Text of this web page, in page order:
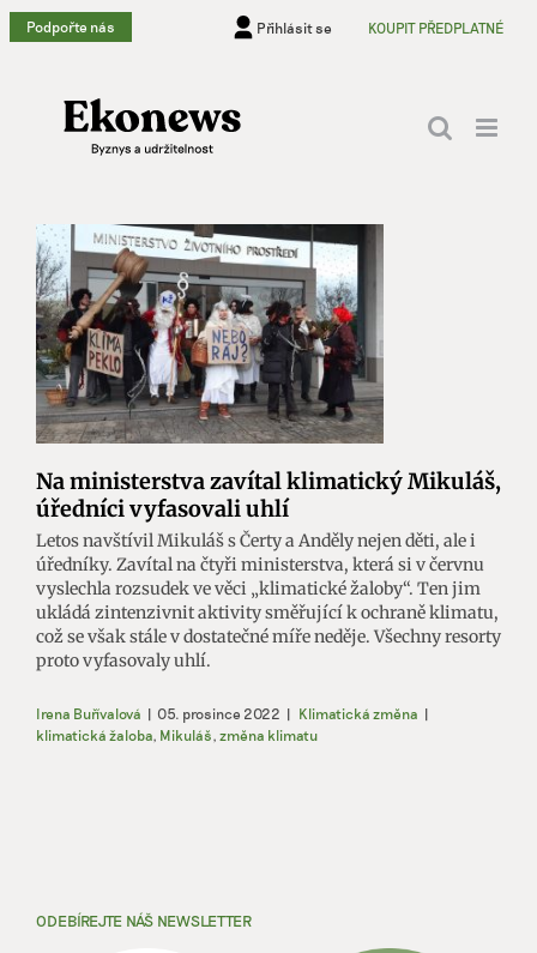
Přeskočit
na
Podpořte nás Přihlásit se KOUPIT PŘEDPLATNÉ
Na ministerstva zavítal klimatický Mikuláš,
úředníci vyfasovali uhlí
Letos navštívil Mikuláš s Čerty a Anděly nejen děti, ale i
úředníky. Zavítal na čtyři ministerstva, která si v červnu
vyslechla rozsudek ve věci „klimatické žaloby“. Ten jim
ukládá zintenzivnit aktivity směřující k ochraně klimatu,
což se však stále v dostatečné míře neděje. Všechny resorty
proto vyfasovaly uhlí.
Irena Buřívalová | 05. prosince 2022 | Klimatická změna |
klimatická žaloba, Mikuláš, změna klimatu
ODEBÍREJTE NÁŠ NEWSLETTER